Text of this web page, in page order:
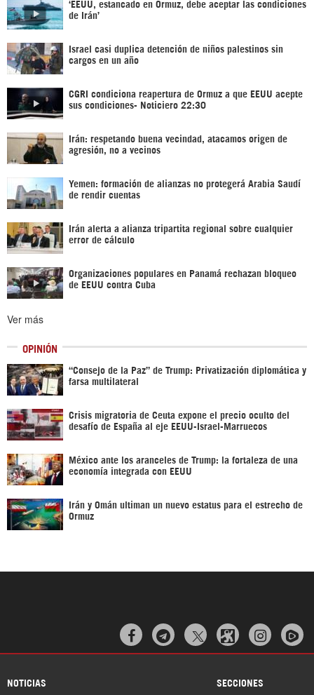
‘EEUU, estancado en Ormuz, debe aceptar las condiciones
de Irán’
Israel casi duplica detención de niños palestinos sin
cargos en un año
CGRI condiciona reapertura de Ormuz a que EEUU acepte
sus condiciones- Noticiero 22:30
Irán: respetando buena vecindad, atacamos origen de
agresión, no a vecinos
Yemen: formación de alianzas no protegerá Arabia Saudí
de rendir cuentas
Irán alerta a alianza tripartita regional sobre cualquier
error de cálculo
Organizaciones populares en Panamá rechazan bloqueo
de EEUU contra Cuba
Ver más
OPINIÓN
“Consejo de la Paz” de Trump: Privatización diplomática y
farsa multilateral
Crisis migratoria de Ceuta expone el precio oculto del
desafío de España al eje EEUU-Israel-Marruecos
México ante los aranceles de Trump: la fortaleza de una
economía integrada con EEUU
Irán y Omán ultiman un nuevo estatus para el estrecho de
Ormuz
  
NOTICIAS SECCIONES